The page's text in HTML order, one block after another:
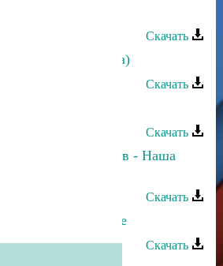
Скачать
Кавказ (Лезгинка)
Скачать
Музыка дождя
Скачать
и Султан Трамов - Наша
Скачать
и Султан - Оре-оре
Скачать